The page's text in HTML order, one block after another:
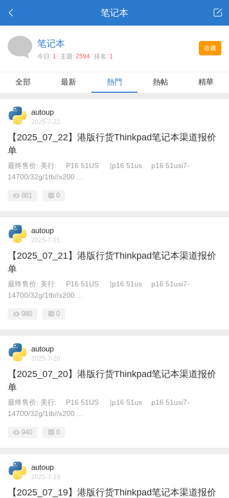
笔记本
收藏
笔记本
今日: 1 主題: 2594 排名: 1
全部 最新 熱門 熱帖 精華
autoup
2025-7-22
【2025_07_22】港版行货Thinkpad笔记本渠道报价
单
最终售价: 美行: P16 51US |p16 51us p16 51usi7-
14700/32g/1tb//x200 ...
881 0
autoup
2025-7-21
【2025_07_21】港版行货Thinkpad笔记本渠道报价
单
最终售价: 美行: P16 51US |p16 51us p16 51usi7-
14700/32g/1tb//x200 ...
980 0
autoup
2025-7-20
【2025_07_20】港版行货Thinkpad笔记本渠道报价
单
最终售价: 美行: P16 51US |p16 51us p16 51usi7-
14700/32g/1tb//x200 ...
940 0
autoup
2025-7-19
【2025_07_19】港版行货Thinkpad笔记本渠道报价